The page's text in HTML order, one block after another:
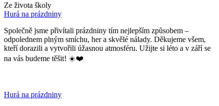
Ze života školy
Hurá na prázdniny
Společně jsme přivítali prázdniny tím nejlepším způsobem –
odpolednem plným smíchu, her a skvělé nálady. Děkujeme všem,
kteří dorazili a vytvořili úžasnou atmosféru. Užijte si léto a v září se
na vás budeme těšit! ☀️❤️
Hurá na prázdniny